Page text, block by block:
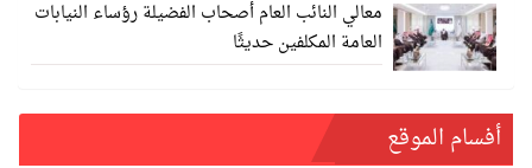
معالي النائب العام أصحاب الفضيلة رؤساء النيابات
العامة المكلفين حديثًا
أفسام الموقع